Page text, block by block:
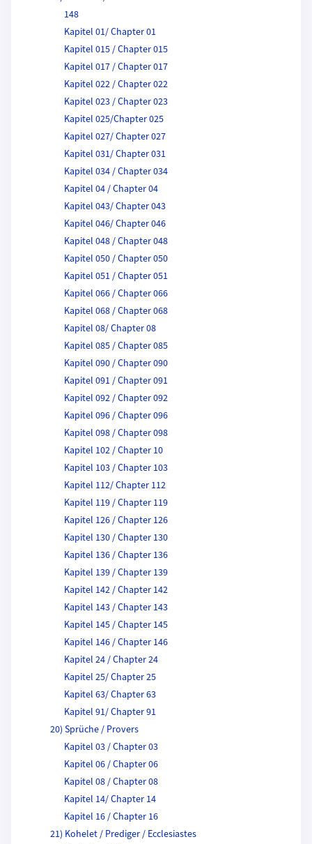
148
Kapitel 01/ Chapter 01
Kapitel 015 / Chapter 015
Kapitel 017 / Chapter 017
Kapitel 022 / Chapter 022
Kapitel 023 / Chapter 023
Kapitel 025/Chapter 025
Kapitel 027/ Chapter 027
Kapitel 031/ Chapter 031
Kapitel 034 / Chapter 034
Kapitel 04 / Chapter 04
Kapitel 043/ Chapter 043
Kapitel 046/ Chapter 046
Kapitel 048 / Chapter 048
Kapitel 050 / Chapter 050
Kapitel 051 / Chapter 051
Kapitel 066 / Chapter 066
Kapitel 068 / Chapter 068
Kapitel 08/ Chapter 08
Kapitel 085 / Chapter 085
Kapitel 090 / Chapter 090
Kapitel 091 / Chapter 091
Kapitel 092 / Chapter 092
Kapitel 096 / Chapter 096
Kapitel 098 / Chapter 098
Kapitel 102 / Chapter 10
Kapitel 103 / Chapter 103
Kapitel 112/ Chapter 112
Kapitel 119 / Chapter 119
Kapitel 126 / Chapter 126
Kapitel 130 / Chapter 130
Kapitel 136 / Chapter 136
Kapitel 139 / Chapter 139
Kapitel 142 / Chapter 142
Kapitel 143 / Chapter 143
Kapitel 145 / Chapter 145
Kapitel 146 / Chapter 146
Kapitel 24 / Chapter 24
Kapitel 25/ Chapter 25
Kapitel 63/ Chapter 63
Kapitel 91/ Chapter 91
20) Sprüche / Provers
Kapitel 03 / Chapter 03
Kapitel 06 / Chapter 06
Kapitel 08 / Chapter 08
Kapitel 14/ Chapter 14
Kapitel 16 / Chapter 16
21) Kohelet / Prediger / Ecclesiastes